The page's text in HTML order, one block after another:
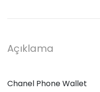
Açıklama
Chanel Phone Wallet